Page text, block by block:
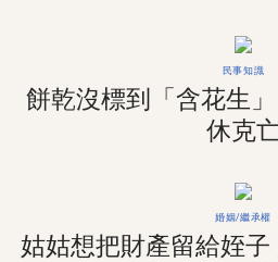
民事知識
餅乾沒標到「含花生
休克
婚姻/繼承權
姑姑想把財產留給姪